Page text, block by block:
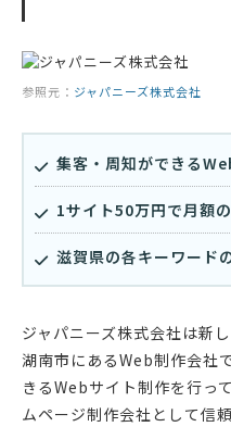
参照元： ジャパニーズ株式会社
集客・周知ができる
1サイト50万円で月額
滋賀県の各キーワード
ジャパニーズ株式会社は新
湖南市にあるWeb制作会社
きるWebサイト制作を行っ
ムページ制作会社として信